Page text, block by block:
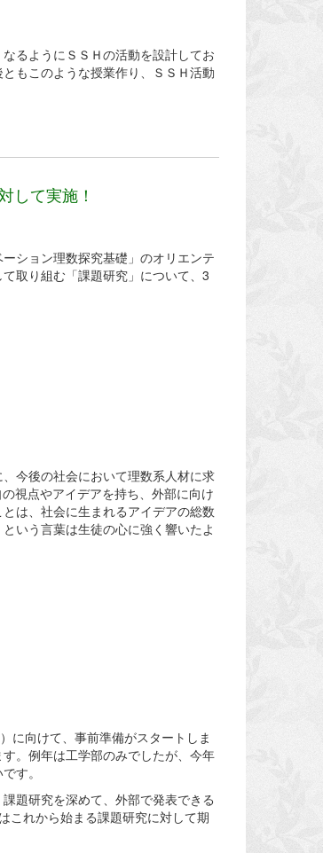
るようにＳＳＨの活動を設計してお
もこのような授業作り、ＳＳＨ活動
して実施！
ション理数探究基礎」のオリエンテ
取り組む「課題研究」について、3
今後の社会において理数系人材に求
視点やアイデアを持ち、外部に向け
は、社会に生まれるアイデアの総数
いう言葉は生徒の心に強く響いたよ
に向けて、事前準備がスタートしま
。例年は工学部のみでしたが、今年
す。
題研究を深めて、外部で発表できる
これから始まる課題研究に対して期